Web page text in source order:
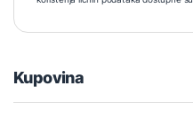
Kupovina